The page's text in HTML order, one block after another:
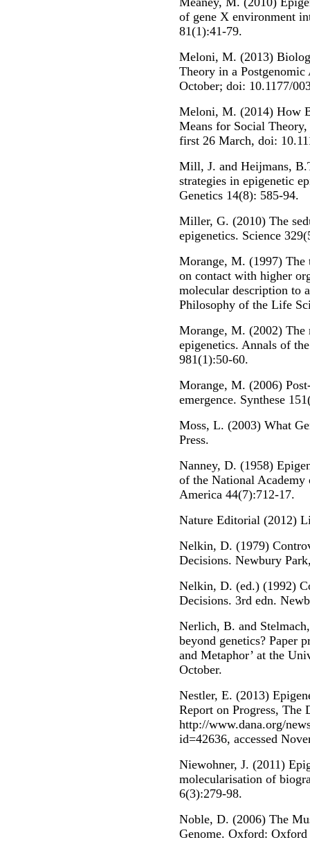
of gene X environment
81(1):41-79.
Meloni, M. (2013)
Theory in a
October; doi: 10.1177/
Meloni, M. (2014) How
Means for Social
first 26 March, doi:
Mill, J. and Heijmans,
strategies in epigenetic
Genetics 14(8): 585-94.
Miller, G. (2010) The
epigenetics. Science
Morange, M. (1997)
on contact with higher
molecular description to
Philosophy of the Life
Morange, M. (2002) The
epigenetics. Annals of
981(1):50-60.
Morange, M. (2006)
emergence. Synthese
Moss, L. (2003) What
Press.
Nanney, D. (1958)
of the National Academy
America 44(7):712-17.
Nature Editorial (2012)
Nelkin, D. (1979)
Decisions. Newbury
Nelkin, D. (ed.) (1992)
Decisions. 3rd edn.
Nerlich, B. and
beyond genetics? Paper
and Metaphor’ at the
October.
Nestler, E. (2013)
Report on Progress, The
http://www.dana.org/
id=42636, accessed
Niewohner, J. (2011)
molecularisation of
6(3):279-98.
Noble, D. (2006) The
Genome. Oxford: